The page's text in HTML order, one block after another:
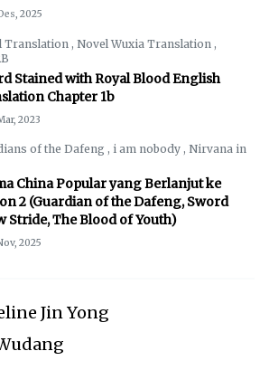
2025
Translation , Novel Wuxia Translation ,
Stained with Royal Blood English
Chapter 1b
2023
of the Dafeng , i am nobody , Nirvana in
China Popular yang Berlanjut ke
2 (Guardian of the Dafeng, Sword
Stride, The Blood of Youth)
2025
Jin Yong